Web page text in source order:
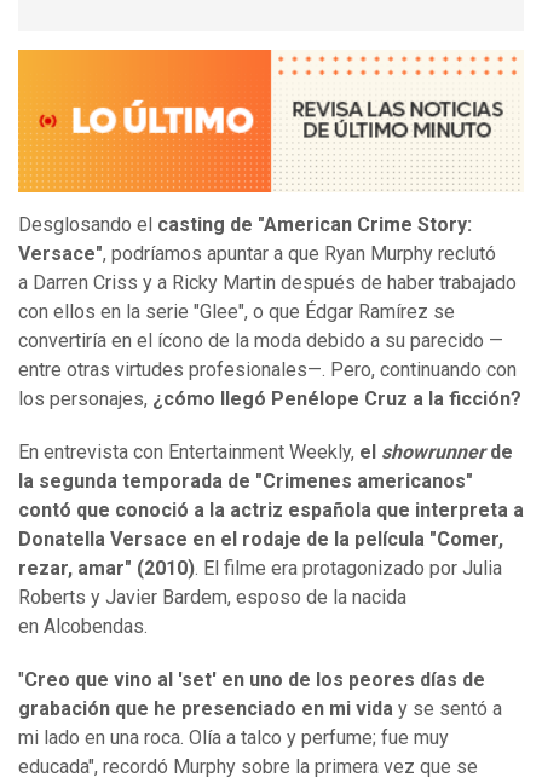
Desglosando el casting de "American Crime Story:
Versace", podríamos apuntar a que Ryan Murphy reclutó
a Darren Criss y a Ricky Martin después de haber trabajado
con ellos en la serie "Glee", o que Édgar Ramírez se
convertiría en el ícono de la moda debido a su parecido —
entre otras virtudes profesionales—. Pero, continuando con
los personajes, ¿cómo llegó Penélope Cruz a la ficción?
En entrevista con Entertainment Weekly, el showrunnerde
la segunda temporada de "Crimenes americanos"
contó que conoció a la actriz española que interpreta a
Donatella Versace en el rodaje de la película "Comer,
rezar, amar" (2010). El filme era protagonizado por Julia
Roberts y Javier Bardem, esposo de la nacida
en Alcobendas.
"Creo que vino al 'set' en uno de los peores días de
grabación que he presenciado en mi vida y se sentó a
mi lado en una roca. Olía a talco y perfume; fue muy
educada", recordó Murphy sobre la primera vez que se